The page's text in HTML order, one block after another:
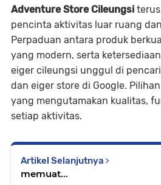
Adventure Store Cileungsi
pencinta aktivitas luar ruang
Perpaduan antara produk
yang modern, serta
eiger cileungsi unggul di
dan eiger store di Google.
yang mengutamakan kualitas,
setiap aktivitas.
Artikel Selanjutnya
memuat...